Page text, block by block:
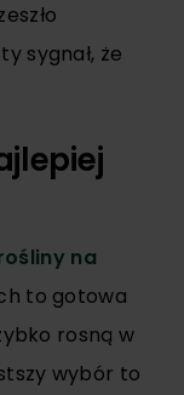
sygnał, że
na
to gotowa
rosną w
wybór to